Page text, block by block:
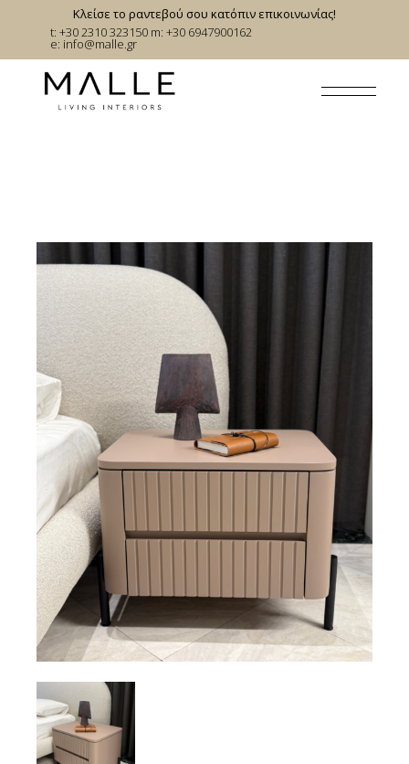
t: +30 2310 323150 m: +30 6947900162
e: info@malle.gr
Κλείσε το ραντεβού σου κατόπιν επικοινωνίας!